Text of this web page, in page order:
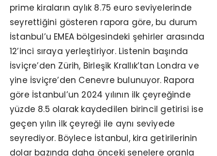
prime kiraların aylık 8.75 euro seviyelerinde
seyrettiğini gösteren rapora göre, bu durum
İstanbul’u EMEA bölgesindeki şehirler arasında
12’inci sıraya yerleştiriyor. Listenin başında
İsviçre’den Zürih, Birleşik Krallık’tan Londra ve
yine İsviçre’den Cenevre bulunuyor. Rapora
göre İstanbul’un 2024 yılının ilk çeyreğinde
yüzde 8.5 olarak kaydedilen birincil getirisi ise
geçen yılın ilk çeyreği ile aynı seviyede
seyrediyor. Böylece İstanbul, kira getirilerinin
dolar bazında daha önceki senelere oranla